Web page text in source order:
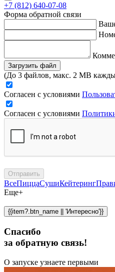
+7 (812) 640-07-08
Форма обратной связи
Загрузить файл
(До 3 файлов, макс. 2 MB
Согласен с условиями
Согласен с условиями
Отправить
ВсеПиццаСушиКейтеринг
Еще+
{{item?.btn_name || 'Интересно'}}
Спасибо
за обратную связь!
О запуске узнаете первыми